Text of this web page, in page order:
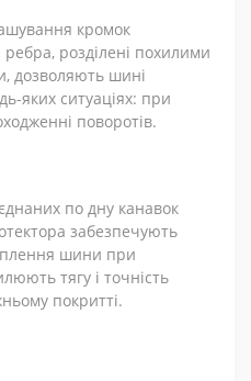
кромок
розділені похилими
дозволяють шині
яких ситуаціях: при
поворотів.
по дну канавок
забезпечують
шини при
тягу і точність
покритті.